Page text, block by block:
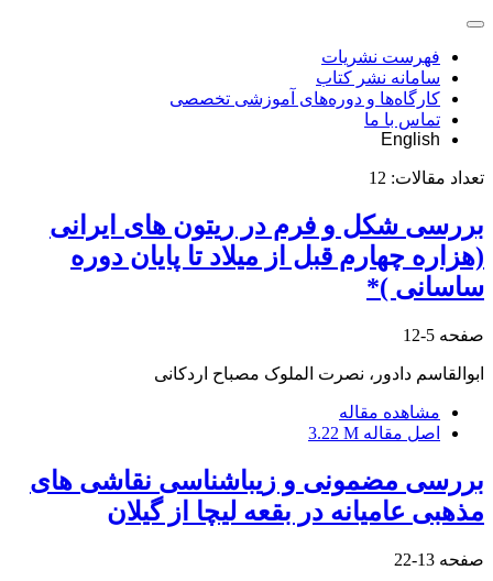
فهرست نشریات
سامانه نشر کتاب
کارگاه‌ها و دوره‌های آموزشی تخصصی
تماس با ما
English
تعداد مقالات: 12
بررسی شکل و فرم در ریتون های ایرانی
(هزاره چهارم قبل از میلاد تا پایان دوره
ساسانی )*
صفحه 5-12
ابوالقاسم دادور، نصرت الملوک مصباح اردکانی
مشاهده مقاله
اصل مقاله 3.22 M
بررسی مضمونی و زیباشناسی نقاشی های
مذهبی عامیانه در بقعه لیچا از گیلان
صفحه 13-22